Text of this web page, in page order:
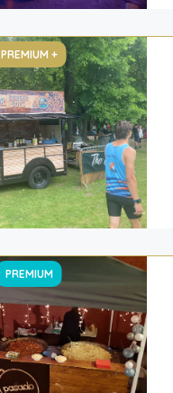
PREMIUM +
PREMIUM